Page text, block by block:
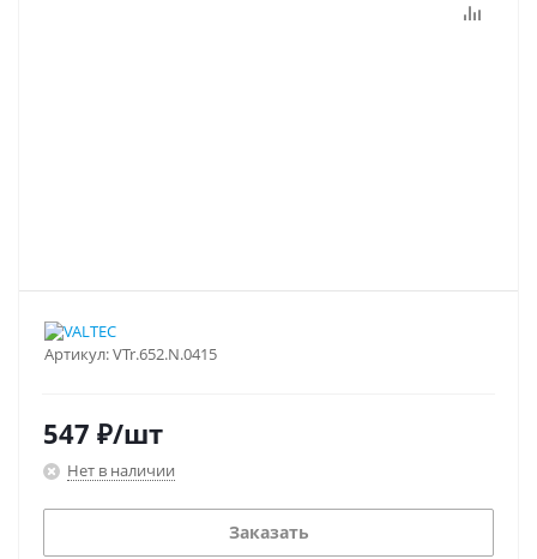
Артикул:VTr.652.N.0415
547 ₽/шт
Нет в наличии
Заказать